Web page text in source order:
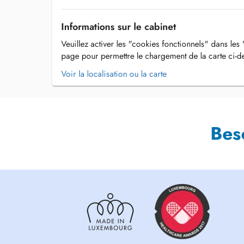
Informations sur le cabinet
Veuillez activer les "cookies fonctionnels" dans
page pour permettre le chargement de la carte ci-
Voir la localisation ou la carte